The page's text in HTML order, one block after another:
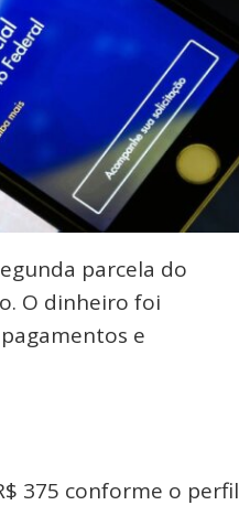
parcela do
O dinheiro foi
e
375 conforme o perfil